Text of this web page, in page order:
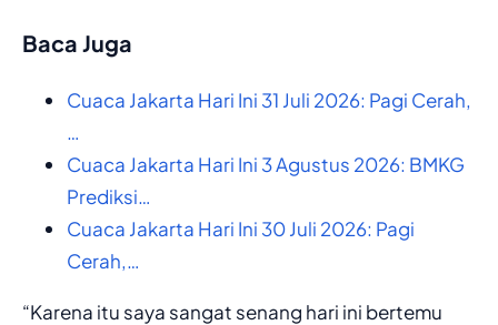
Baca Juga
Cuaca Jakarta Hari Ini 31 Juli 2026: Pagi Cerah,
…
Cuaca Jakarta Hari Ini 3 Agustus 2026: BMKG
Prediksi…
Cuaca Jakarta Hari Ini 30 Juli 2026: Pagi
Cerah,…
“Karena itu saya sangat senang hari ini bertemu